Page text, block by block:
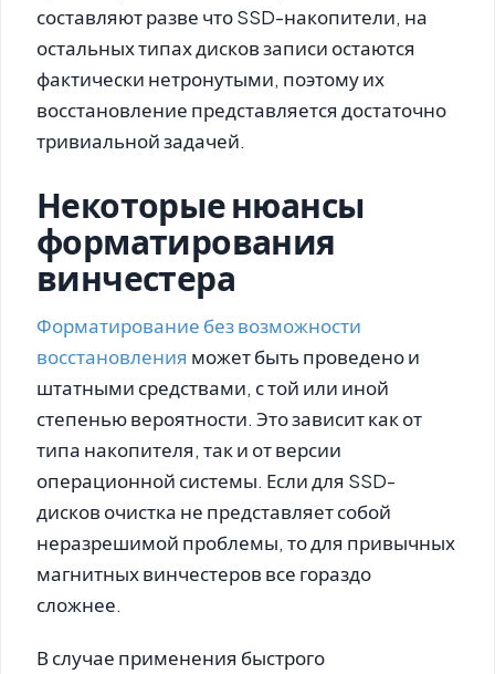
составляют разве что SSD-накопители, на
остальных типах дисков записи остаются
фактически нетронутыми, поэтому их
восстановление представляется достаточно
тривиальной задачей.
Некоторые нюансы
форматирования
винчестера
Форматирование без возможности
восстановления может быть проведено и
штатными средствами, с той или иной
степенью вероятности. Это зависит как от
типа накопителя, так и от версии
операционной системы. Если для SSD-
дисков очистка не представляет собой
неразрешимой проблемы, то для привычных
магнитных винчестеров все гораздо
сложнее.
В случае применения быстрого